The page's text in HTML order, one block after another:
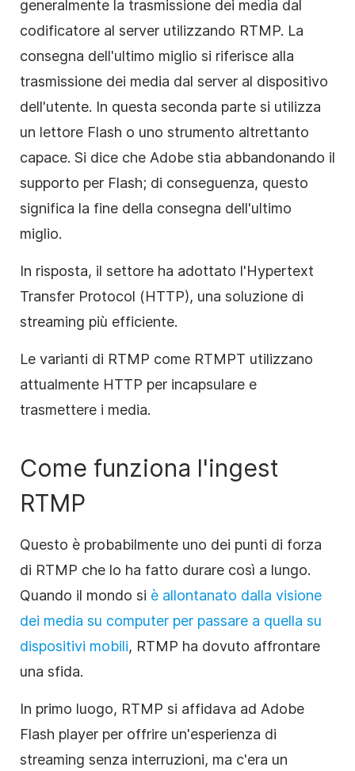
generalmente la trasmissione dei media dal
codificatore al server utilizzando RTMP. La
consegna dell'ultimo miglio si riferisce alla
trasmissione dei media dal server al dispositivo
dell'utente. In questa seconda parte si utilizza
un lettore Flash o uno strumento altrettanto
capace. Si dice che Adobe stia abbandonando il
supporto per Flash; di conseguenza, questo
significa la fine della consegna dell'ultimo
miglio.
In risposta, il settore ha adottato l'Hypertext
Transfer Protocol (HTTP), una soluzione di
streaming più efficiente.
Le varianti di RTMP come RTMPT utilizzano
attualmente HTTP per incapsulare e
trasmettere i media.
Come funziona l'ingest
RTMP
Questo è probabilmente uno dei punti di forza
di RTMP che lo ha fatto durare così a lungo.
Quando il mondo si è allontanato dalla visione
dei media su computer per passare a quella su
dispositivi mobili, RTMP ha dovuto affrontare
una sfida.
In primo luogo, RTMP si affidava ad Adobe
Flash player per offrire un'esperienza di
streaming senza interruzioni, ma c'era un